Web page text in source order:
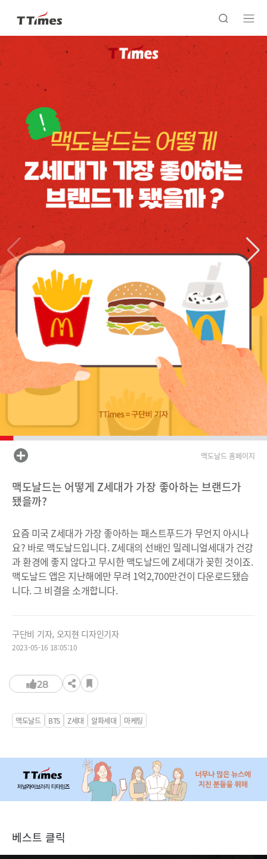
맥도날드 홈페이지
맥도날드는 어떻게 Z세대가 가장 좋아하는 브랜드가
됐을까?
요즘 미국 Z세대가 가장 좋아하는 패스트푸드가 무언지 아시나
요? 바로 맥도날드입니다. Z세대의 선배인 밀레니얼세대가 건강
과 환경에 좋지 않다고 무시한 맥도날드에 Z세대가 꽂힌 것이죠.
맥도날드 앱은 지난해에만 무려 1억2,700만건이 다운로드됐습
니다. 그 비결을 소개합니다.
구단비 기자, 오지현 디자인기자
2023-05-16 18:05:10
28
맥도날드 BTS Z세대 알파세대 마케팅
베스트 클릭